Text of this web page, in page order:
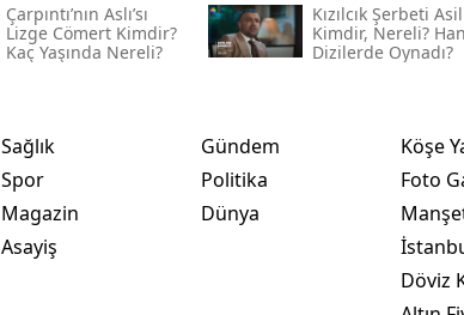
Çarpıntı’nın Aslı’sı
Lizge Cömert Kimdir?
Kaç Yaşında Nereli?
Kızılcık Şerbeti Asil
Kimdir, Nereli?
Dizilerde Oynadı?
Sağlık
Spor
Magazin
Asayiş
Gündem
Politika
Dünya
Köşe
Foto
Döviz